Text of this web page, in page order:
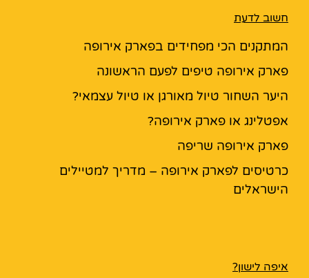
חשוב לדעת
המתקנים הכי מפחידים בפארק אירופה
פארק אירופה טיפים לפעם הראשונה
היער השחור טיול מאורגן או טיול עצמאי?
אפטלינג או פארק אירופה?
פארק אירופה שריפה
כרטיסים לפארק אירופה – מדריך למטיילים
הישראלים
איפה לישון?